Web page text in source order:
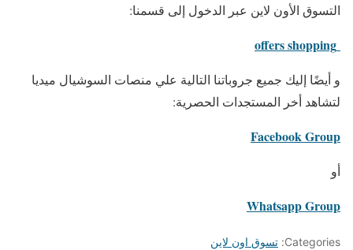
التسوق الأون لاين عبر الدخول إلى قسمنا:
و أيضًا إليك جميع جروباتنا التالية علي منصات السوشيال ميديا
لتشاهد أخر المستجدات الحصرية:
Facebook Group
أو
Whatsapp Group
Categories: تسوق اون لاين